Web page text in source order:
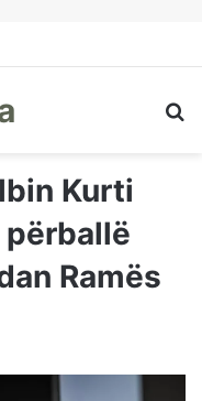
Kurti
përballë
Ramës